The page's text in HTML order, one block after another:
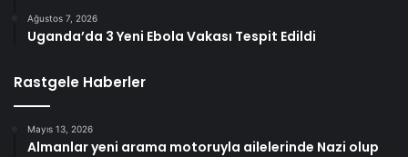
Ağustos 7, 2026
Uganda’da 3 Yeni Ebola Vakası Tespit Edildi
Rastgele Haberler
Mayıs 13, 2026
Almanlar yeni arama motoruyla ailelerinde Nazi olup